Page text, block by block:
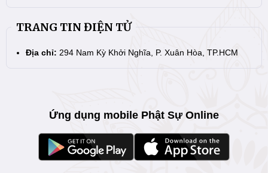
TRANG TIN ĐIỆN TỬ
Địa chỉ: 294 Nam Kỳ Khởi Nghĩa, P. Xuân Hòa, TP.HCM
Ứng dụng mobile Phật Sự Online